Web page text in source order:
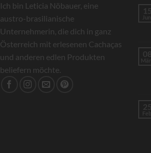
Ich bin Leticia Nöbauer, eine
austro-brasilianische
Unternehmerin, die dich in ganz
Österreich mit erlesenen Cachaças
und anderen edlen Produkten
beliefern möchte.
15
08
25
Feb.